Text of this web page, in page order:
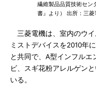
繊維製品品質技術セン
書』より） 出所：三菱
三菱電機は、室内のウ
ミストデバイスを2010年
と共同で、A型インフルエ
ビ、スギ花粉アレルゲン
いる。